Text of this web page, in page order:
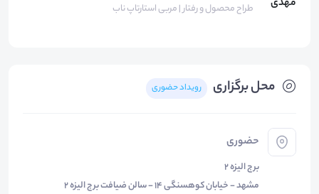
محل برگزاری رویداد حضوری
حضوری
برج الیزه 2
مشهد - خیابان کوهسنگی 14 - سالن ضیافت برج الیزه 2
طراح محصول و رفتار | مربی استارتاپ ناب